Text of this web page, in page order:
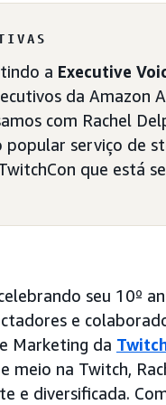
a Executive
da Amazon
com Rachel
popular serviço de
que está
seu 10º
e
Marketing da
meio na Twitch,
e diversificada.